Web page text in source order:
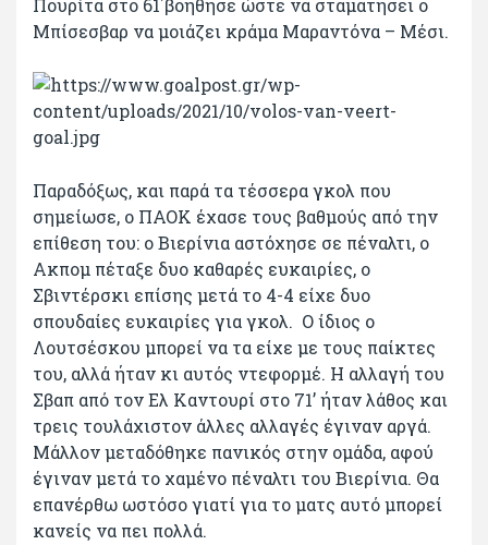
Πουρίτα στο 61΄βοήθησε ώστε να σταματήσει ο
Μπίσεσβαρ να μοιάζει κράμα Μαραντόνα – Μέσι.
Παραδόξως, και παρά τα τέσσερα γκολ που
σημείωσε, ο ΠΑΟΚ έχασε τους βαθμούς από την
επίθεση του: ο Βιερίνια αστόχησε σε πέναλτι, ο
Ακπομ πέταξε δυο καθαρές ευκαιρίες, ο
Σβιντέρσκι επίσης μετά το 4-4 είχε δυο
σπουδαίες ευκαιρίες για γκολ. Ο ίδιος ο
Λουτσέσκου μπορεί να τα είχε με τους παίκτες
του, αλλά ήταν κι αυτός ντεφορμέ. Η αλλαγή του
Σβαπ από τον Ελ Καντουρί στο 71’ ήταν λάθος και
τρεις τουλάχιστον άλλες αλλαγές έγιναν αργά.
Μάλλον μεταδόθηκε πανικός στην ομάδα, αφού
έγιναν μετά το χαμένο πέναλτι του Βιερίνια. Θα
επανέρθω ωστόσο γιατί για το ματς αυτό μπορεί
κανείς να πει πολλά.